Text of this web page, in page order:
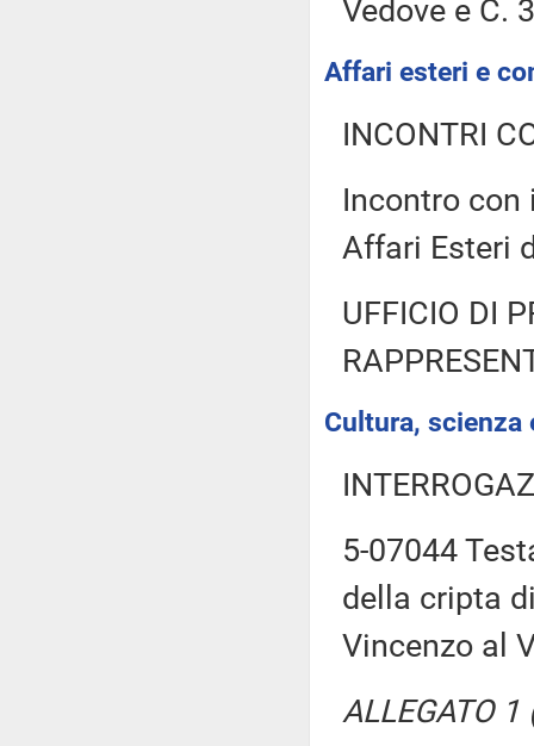
Vedove e C.
Affari esteri e
INCONTRI
Incontro con
Affari Esteri
UFFICIO DI
Cultura,
5-07044
della cripta
Vincenzo al
ALLEGATO